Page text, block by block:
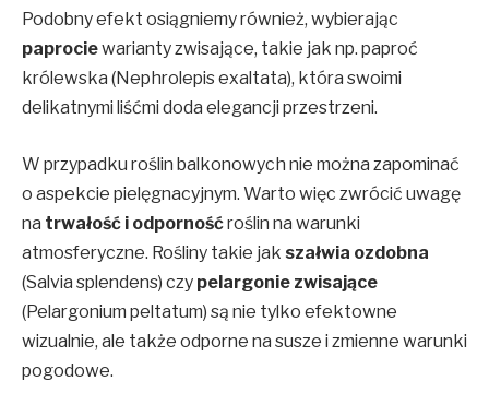
Podobny efekt osiągniemy również, wybierając
paprociewarianty zwisające, takie jak np. paproć
królewska (Nephrolepis exaltata), która swoimi
delikatnymi liśćmi doda elegancji przestrzeni.
W przypadku roślin balkonowych nie można zapominać
o aspekcie pielęgnacyjnym. Warto więc zwrócić uwagę
na trwałość i odpornośćroślin na warunki
atmosferyczne. Rośliny takie jak szałwia ozdobna
(Salvia splendens) czy pelargonie zwisające
(Pelargonium peltatum) są nie tylko efektowne
wizualnie, ale także odporne na susze i zmienne warunki
pogodowe.